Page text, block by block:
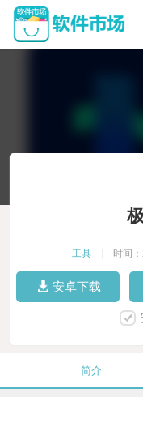
工具 时间
安卓下载
简介